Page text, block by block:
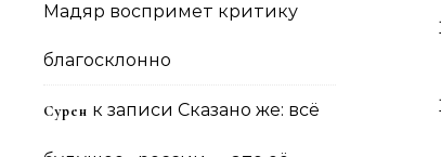
Мадяр воспримет критику
благосклонно
Сурен к записи Сказано же: всё